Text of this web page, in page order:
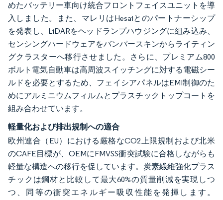
めたバッテリー車向け統合フロントフェイスユニットを導
入しました。また、マレリはHesaiとのパートナーシップ
を発表し、LiDARをヘッドランプハウジングに組み込み、
センシングハードウェアをバンパースキンからライティン
グクラスターへ移行させました。さらに、プレミアム800
ボルト電気自動車は高周波スイッチングに対する電磁シー
ルドを必要とするため、フェイシアパネルはEMI制御のた
めにアルミニウムフィルムとプラスチックトップコートを
組み合わせています。
軽量化および排出規制への適合
欧州連合（EU）における厳格なCO2上限規制および北米
のCAFE目標が、OEMにFMVSS衝突試験に合格しながらも
軽量な構造への移行を促しています。炭素繊維強化プラス
チックは鋼材と比較して最大60%の質量削減を実現しつ
つ、同等の衝突エネルギー吸収性能を発揮します。